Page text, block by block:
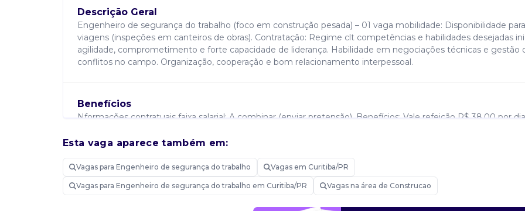
Descrição Geral
Engenheiro de segurança do trabalho (foco em construção pesada) – 01 vaga mobilidade: Disponibilidade para
viagens (inspeções em canteiros de obras). Contratação: Regime clt competências e habilidades desejadas
agilidade, comprometimento e forte capacidade de liderança. Habilidade em negociações técnicas e gestão
conflitos no campo. Organização, cooperação e bom relacionamento interpessoal.
Benefícios
Nformações contratuais faixa salarial: A combinar (enviar pretensão). Benefícios: Vale refeição R$ 38,00 por
08:30 às 18:00.
Requisitos
Requisitos formação: Superior completo em engenharia civil com pós-graduação em engenharia de
trabalho. Documentação: Experiência comprovada na elaboração técnica de pgr e ltcat. Normas: Desejável
Esta vaga aparece também em:
Vagas para Engenheiro de segurança do trabalho Vagas em Curitiba/PR
Vagas para Engenheiro de segurança do trabalho em Curitiba/PR Vagas na área de Construcao